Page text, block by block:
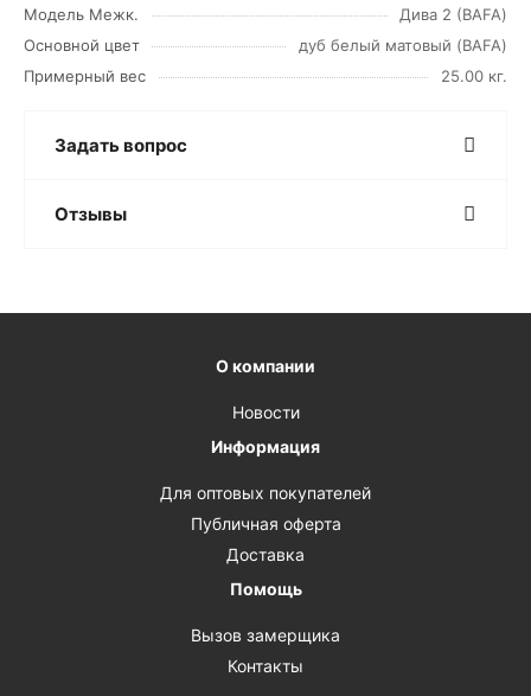
Модель Межк.
Дива 2 (BAFA)
Основной цвет
дуб белый матовый (BAFA)
Примерный вес
25.00 кг.
Задать вопрос
Отзывы
О компании
Новости
Информация
Для оптовых покупателей
Публичная оферта
Доставка
Помощь
Вызов замерщика
Контакты